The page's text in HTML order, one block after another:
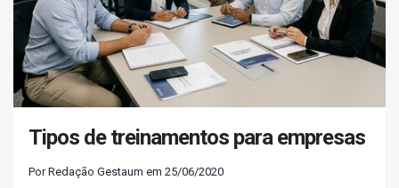
Tipos de treinamentos para empresas
Por Redação Gestaum em 25/06/2020